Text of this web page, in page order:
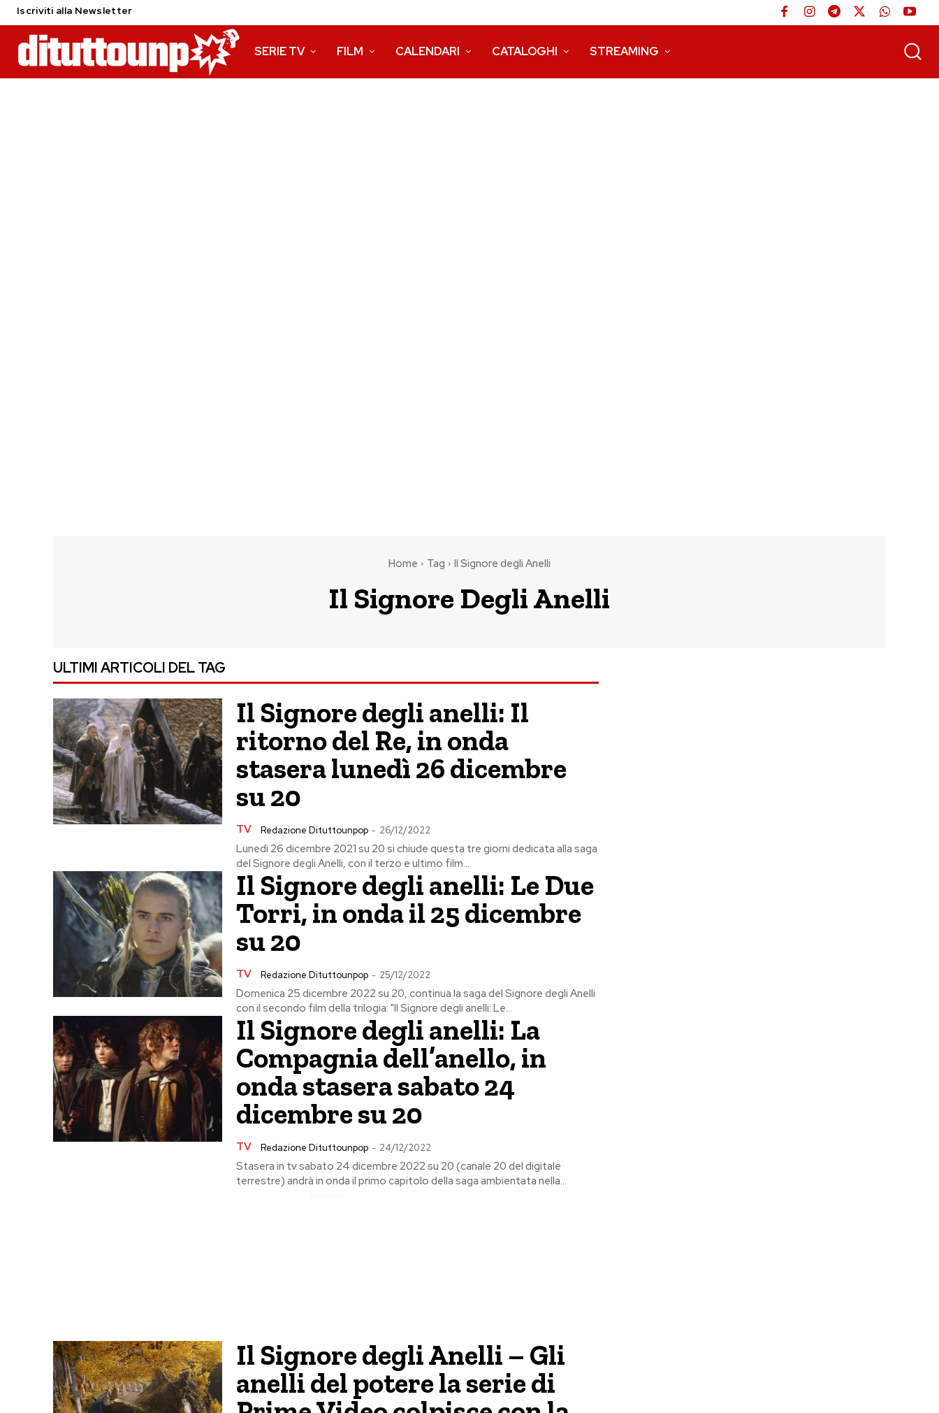
Iscriviti alla Newsletter
SERIE TV FILM CALENDARI CATALOGHI STREAMING
Home Tag Il Signore degli Anelli
Il Signore Degli Anelli
ULTIMI ARTICOLI DEL TAG
Il Signore degli anelli: Il
ritorno del Re, in onda
stasera lunedì 26 dicembre
su 20
TV Redazione Dituttounpop - 26/12/2022
Lunedì 26 dicembre 2021 su 20 si chiude questa tre giorni dedicata alla saga
del Signore degli Anelli, con il terzo e ultimo film...
Il Signore degli anelli: Le Due
Torri, in onda il 25 dicembre
su 20
TV Redazione Dituttounpop - 25/12/2022
Domenica 25 dicembre 2022 su 20, continua la saga del Signore degli Anelli
con il secondo film della trilogia: "Il Signore degli anelli: Le...
Il Signore degli anelli: La
Compagnia dell’anello, in
onda stasera sabato 24
dicembre su 20
TV Redazione Dituttounpop - 24/12/2022
Stasera in tv sabato 24 dicembre 2022 su 20 (canale 20 del digitale
terrestre) andrà in onda il primo capitolo della saga ambientata nella...
Il Signore degli Anelli – Gli
anelli del potere la serie di